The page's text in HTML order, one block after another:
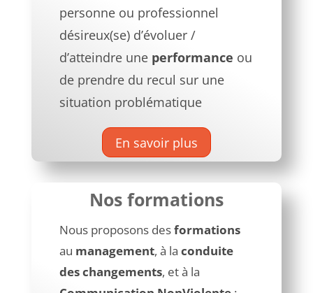
personne ou professionnel
désireux(se) d’évoluer /
d’atteindre uneperformance ou
de prendre du recul sur une
situation problématique
En savoir plus
Nos formations
Nous proposons desformations
au management, à la conduite
des changements, et à la